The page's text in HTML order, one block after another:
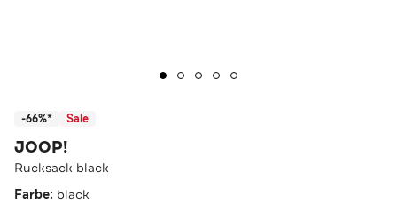
-66%* Sale
JOOP!
Rucksack black
Farbe: black